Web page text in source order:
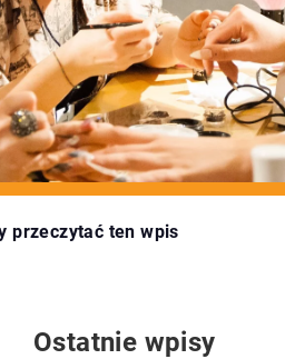
przeczytać ten wpis
Ostatnie wpisy